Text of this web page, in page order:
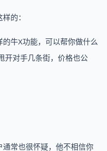
的：
牛X功能，可以帮你做什么
开对手几条街，价格也公
常也很怀疑，他不相信你